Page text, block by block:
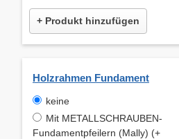
+ Produkt hinzufügen
Holzrahmen Fundament
keine
Mit METALLSCHRAUBEN-
Fundamentpfeilern (Mally) (+